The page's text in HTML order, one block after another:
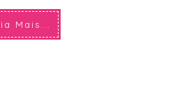
Mais...